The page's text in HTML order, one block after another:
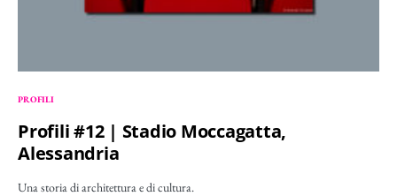
PROFILI
Profili #12 | Stadio Moccagatta,
Alessandria
Una storia di architettura e di cultura.